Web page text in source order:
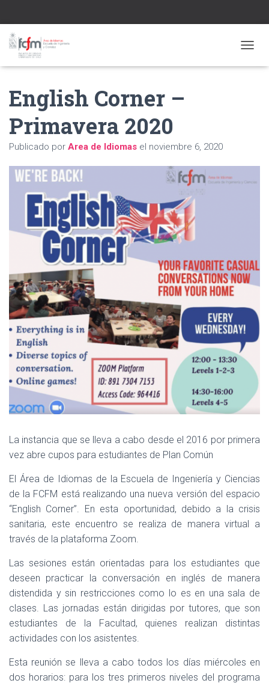
English Corner –
Primavera 2020
Publicado por Area de Idiomas el noviembre 6, 2020
La instancia que se lleva a cabo desde el 2016 por primera
vez abre cupos para estudiantes de Plan Común
El Área de Idiomas de la Escuela de Ingeniería y Ciencias
de la FCFM está realizando una nueva versión del espacio
“English Corner”. En esta oportunidad, debido a la crisis
sanitaria, este encuentro se realiza de manera virtual a
través de la plataforma Zoom.
Las sesiones están orientadas para los estudiantes que
deseen practicar la conversación en inglés de manera
distendida y sin restricciones como lo es en una sala de
clases. Las jornadas están dirigidas por tutores, que son
estudiantes de la Facultad, quienes realizan distintas
actividades con los asistentes.
Esta reunión se lleva a cabo todos los días miércoles en
dos horarios: para los tres primeros niveles del programa